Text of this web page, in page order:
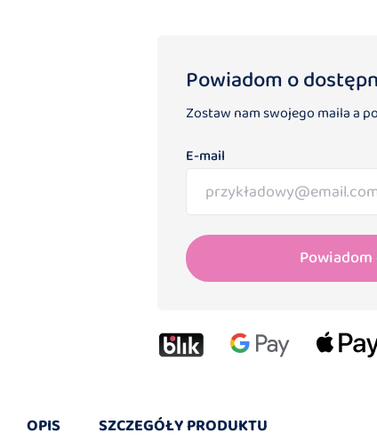
Powiadom o
Zostaw nam swojego maila a
E-mail
OPIS SZCZEGÓŁY PRODUKTU